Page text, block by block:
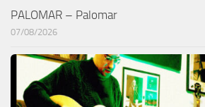
PALOMAR – Palomar
07/08/2026